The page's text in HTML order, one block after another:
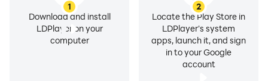
1
Download and install
LDPlayer on your
computer
2
Locate the Play Store in
LDPlayer's system
apps, launch it, and sign
in to your Google
account